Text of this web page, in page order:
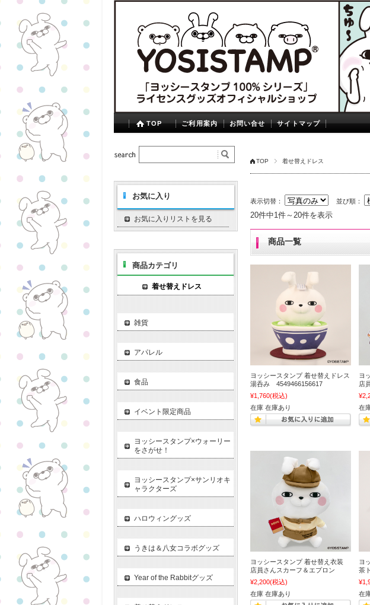
TOP ご利用案内 お問い合せ サイトマップ
TOP 着せ替えドレス
表示切替： 並び順：
20件中1件～20件を表示
商品一覧
ヨッシースタンプ 着せ替えドレス
湯呑み 4549466156617
¥1,760(税込)
在庫 在庫あり
ヨ
店
在
ヨッシースタンプ 着せ替え衣装
店員さんスカーフ＆エプロン
¥2,200(税込)
在庫 在庫あり
ヨ
茶
在
お気に入り
お気に入りリストを見る
商品カテゴリ
着せ替えドレス
雑貨
アパレル
食品
イベント限定商品
ヨッシースタンプ×ウォーリー
をさがせ！
ヨッシースタンプ×サンリオキ
ャラクターズ
ハロウィングッズ
うきは＆八女コラボグッズ
Year of the Rabbitグッズ